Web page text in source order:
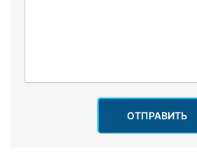
ОТПРАВИТЬ